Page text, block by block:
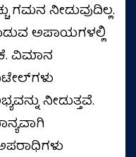
ನೀಡುವುದಿಲ್ಲ.
ಅಪಾಯಗಳಲ್ಲಿ
ವಿಮಾನ
ನೀಡುತ್ತವೆ.